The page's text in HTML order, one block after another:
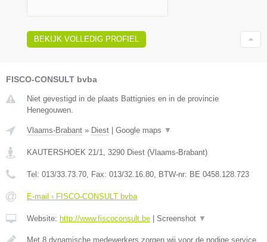
BEKIJK VOLLEDIG PROFIEL
FISCO-CONSULT bvba
Niet gevestigd in de plaats Battignies en in de provincie
Henegouwen.
Vlaams-Brabant » Diest Google maps ▼
KAUTERSHOEK 21/1, 3290 Diest (Vlaams-Brabant)
Tel: 013/33.73.70, Fax: 013/32.16.80, BTW-nr: BE 0458.128.723
E-mail › FISCO-CONSULT bvba
Website: http://www.fiscoconsult.be Screenshot ▼
Met 8 dynamische medewerkers zorgen wij voor de nodige service